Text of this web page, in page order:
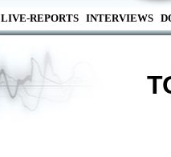
LIVE-REPORTS INTERVIEWS